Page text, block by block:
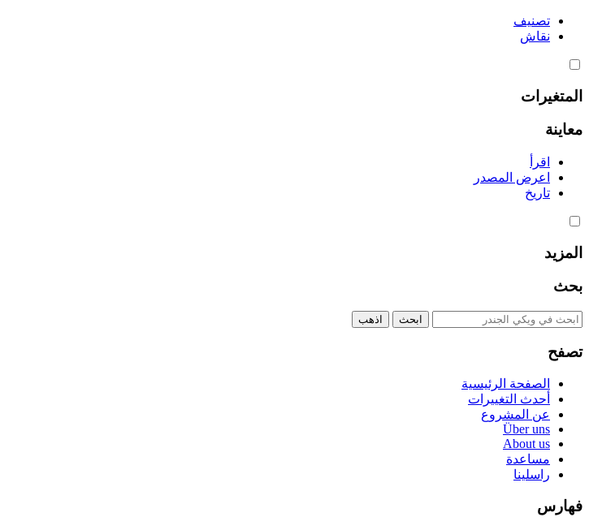
تصنيف
نقاش
المتغيرات
معاينة
اقرأ
اعرض المصدر
تاريخ
المزيد
بحث
تصفح
الصفحة الرئيسية
أحدث التغييرات
عن المشروع
Über uns
About us
مساعدة
راسلينا
فهارس